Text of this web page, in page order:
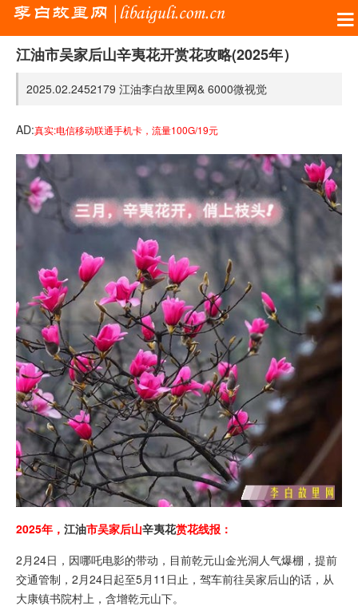
江油市吴家后山辛夷花开赏花攻略(2025年）
2025.02.2452179 江油李白故里网& 6000微视觉
AD:真实:电信移动联通手机卡，流量100G/19元
2025年， 江油市吴家后山辛夷花赏花线报：
2月24日，因哪吒电影的带动，目前乾元山金光洞人气爆棚，提前
交通管制，2月24日起至5月11日止，驾车前往吴家后山的话，从
大康镇书院村上，含增乾元山下。